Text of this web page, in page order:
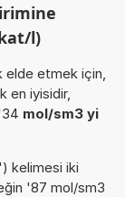
l)
elde etmek için,
en iyisidir,
mol/sm3 yi
kelimesi iki
'87 mol/sm3